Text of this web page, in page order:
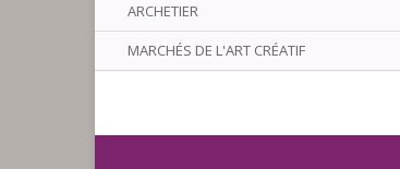
ARCHETIER
MARCHÉS DE L'ART CRÉATIF